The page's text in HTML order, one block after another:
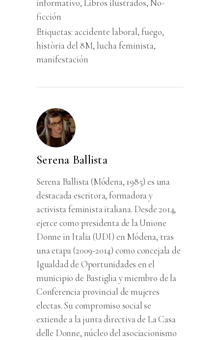
informativo, Libros ilustrados, No-
ficción
Etiquetas: accidente laboral, fuego,
història del 8M, lucha feminista,
manifestación
Serena Ballista
Serena Ballista (Módena, 1985) es una
destacada escritora, formadora y
activista feminista italiana. Desde 2014,
ejerce como presidenta de la Unione
Donne in Italia (UDI) en Módena, tras
una etapa (2009-2014) como concejala de
Igualdad de Oportunidades en el
municipio de Bastiglia y miembro de la
Conferencia provincial de mujeres
electas. Su compromiso social se
extiende a la junta directiva de La Casa
delle Donne, núcleo del asociacionismo